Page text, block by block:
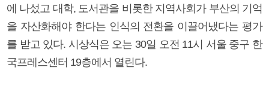
에 나섰고 대학, 도서관을 비롯한 지역사회가 부산의 기억
을 자산화해야 한다는 인식의 전환을 이끌어냈다는 평가
를 받고 있다. 시상식은 오는 30일 오전 11시 서울 중구 한
국프레스센터 19층에서 열린다.